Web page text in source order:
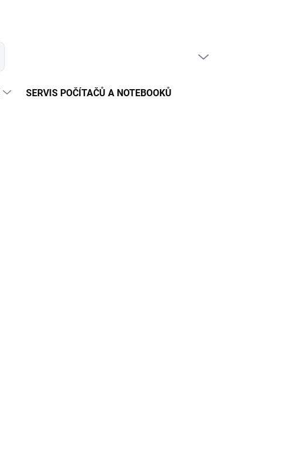
SERVIS POČÍTAČŮ A NOTEBOOKŮ